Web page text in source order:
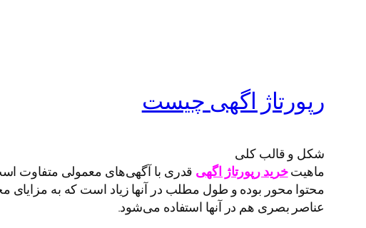
رپورتاژ اگهی چیست
شکل و قالب کلی
ماهیتخرید رپورتاژ اگهی قدری با آگهی‌های معمولی متفاوت
محتوا محور بوده و طول مطلب در آنها زیاد است که به مزایای
عناصر بصری هم در آنها استفاده می‌شود.